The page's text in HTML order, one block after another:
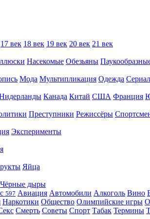
17 век 18 век 19 век 20 век 21 век
Насекомые Обезьяны
Мода Мультипликация Одежда
Канада Китай США Франция
Преступники Режиссёры
Эксперименты
Яйца
Чёрные дыры
597 Авиация Автомобили Алкоголь Вино
Наркотики Общество Олимпийские игры
Смерть Советы Спорт Табак Термины